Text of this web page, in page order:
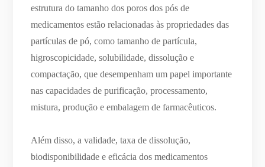
estrutura do tamanho dos poros dos pós de
medicamentos estão relacionadas às propriedades das
partículas de pó, como tamanho de partícula,
higroscopicidade, solubilidade, dissolução e
compactação, que desempenham um papel importante
nas capacidades de purificação, processamento,
mistura, produção e embalagem de farmacêuticos.
Além disso, a validade, taxa de dissolução,
biodisponibilidade e eficácia dos medicamentos